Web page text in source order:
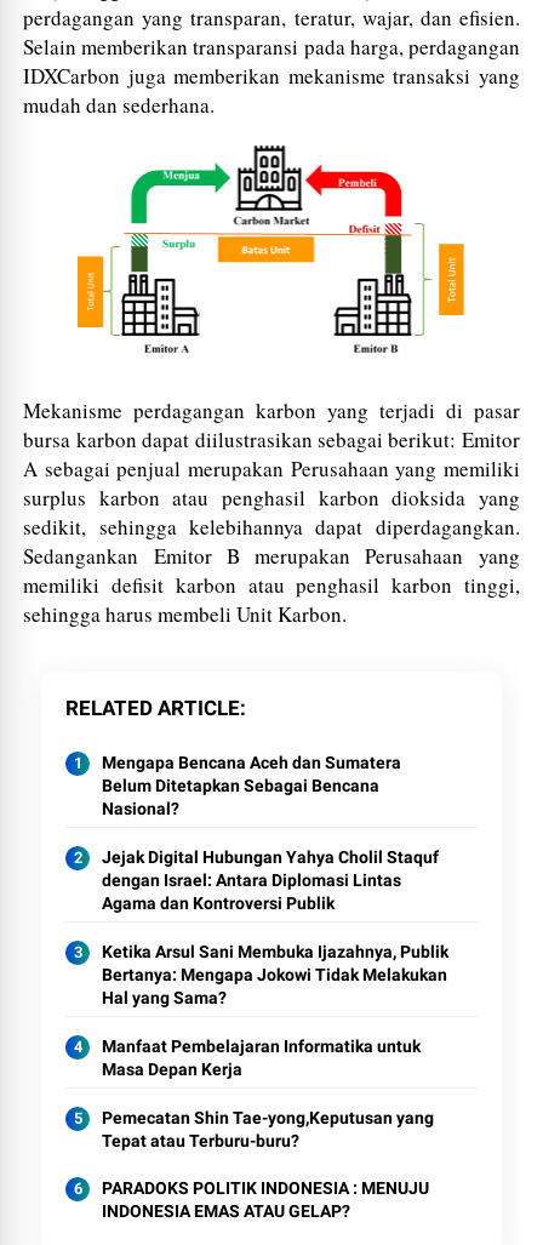
perdagangan yang transparan, teratur, wajar, dan efisien.
Selain memberikan transparansi pada harga, perdagangan
IDXCarbon juga memberikan mekanisme transaksi yang
mudah dan sederhana.
Mekanisme perdagangan karbon yang terjadi di pasar
bursa karbon dapat diilustrasikan sebagai berikut: Emitor
A sebagai penjual merupakan Perusahaan yang memiliki
surplus karbon atau penghasil karbon dioksida yang
sedikit, sehingga kelebihannya dapat diperdagangkan.
Sedangankan Emitor B merupakan Perusahaan yang
memiliki defisit karbon atau penghasil karbon tinggi,
sehingga harus membeli Unit Karbon.
RELATED ARTICLE
Mengapa Bencana Aceh dan Sumatera
Belum Ditetapkan Sebagai Bencana
Nasional?
Jejak Digital Hubungan Yahya Cholil Staquf
dengan Israel: Antara Diplomasi Lintas
Agama dan Kontroversi Publik
Ketika Arsul Sani Membuka Ijazahnya, Publik
Bertanya: Mengapa Jokowi Tidak Melakukan
Hal yang Sama?
Manfaat Pembelajaran Informatika untuk
Masa Depan Kerja
Pemecatan Shin Tae-yong,Keputusan yang
Tepat atau Terburu-buru?
PARADOKS POLITIK INDONESIA : MENUJU
INDONESIA EMAS ATAU GELAP?